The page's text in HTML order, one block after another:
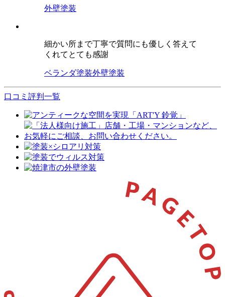
外壁塗装
細かい所まで丁寧で質問にも優しく答えて
くれてとても感謝
ベランダ塗装外壁塗装
口コミ評判一覧